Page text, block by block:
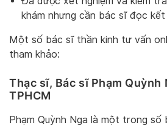
khám nhưng cần bác sĩ đọc
Một số bác sĩ thần kinh tư vấn
tham khảo:
Thạc sĩ, Bác sĩ Phạm Quỳnh
TPHCM
Phạm Quỳnh Nga là một trong